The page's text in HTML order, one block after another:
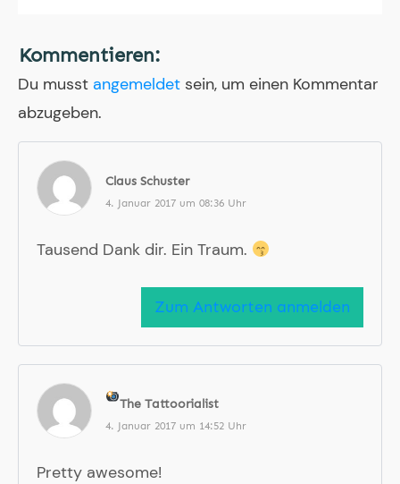
Kommentieren:
Du musst angemeldet sein, um einen Kommentar
abzugeben.
Claus Schuster
4. Januar 2017 um 08:36 Uhr
Tausend Dank dir. Ein Traum.
Zum Antworten anmelden
The Tattoorialist
4. Januar 2017 um 14:52 Uhr
Pretty awesome!